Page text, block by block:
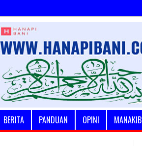
BERITA PANDUAN OPINI MANAKIB